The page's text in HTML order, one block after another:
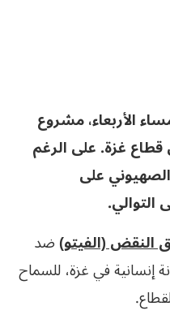
الأربعاء، مشروع
غزة. على الرغم
على
النقض (الفيتو)ضد
إنسانية في غزة، للسماح